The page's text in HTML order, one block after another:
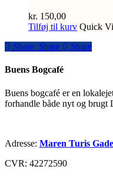
kr. 150,00
Tilføj til kurv Quick
Share
Share Share Share
Buens Bogcafé
Buens bogcafé er en
forhandle både nyt og brugt
Adresse: Maren Turis
CVR: 42272590